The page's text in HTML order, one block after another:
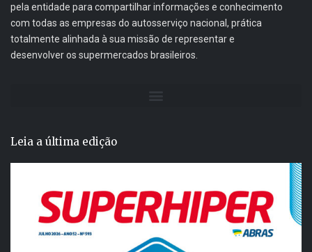
pela entidade para compartilhar informações e conhecimento
com todas as empresas do autosserviço nacional, prática
totalmente alinhada à sua missão de representar e
desenvolver os supermercados brasileiros.
Leia a última edição